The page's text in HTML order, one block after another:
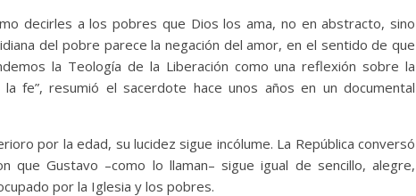
decirles a los pobres que Dios los ama, no en abstracto, sino
del pobre parece la negación del amor, en el sentido de que
la Teología de la Liberación como una reflexión sobre la
fe”, resumió el sacerdote hace unos años en un documental
por la edad, su lucidez sigue incólume. La República conversó
que Gustavo –como lo llaman– sigue igual de sencillo, alegre,
por la Iglesia y los pobres.